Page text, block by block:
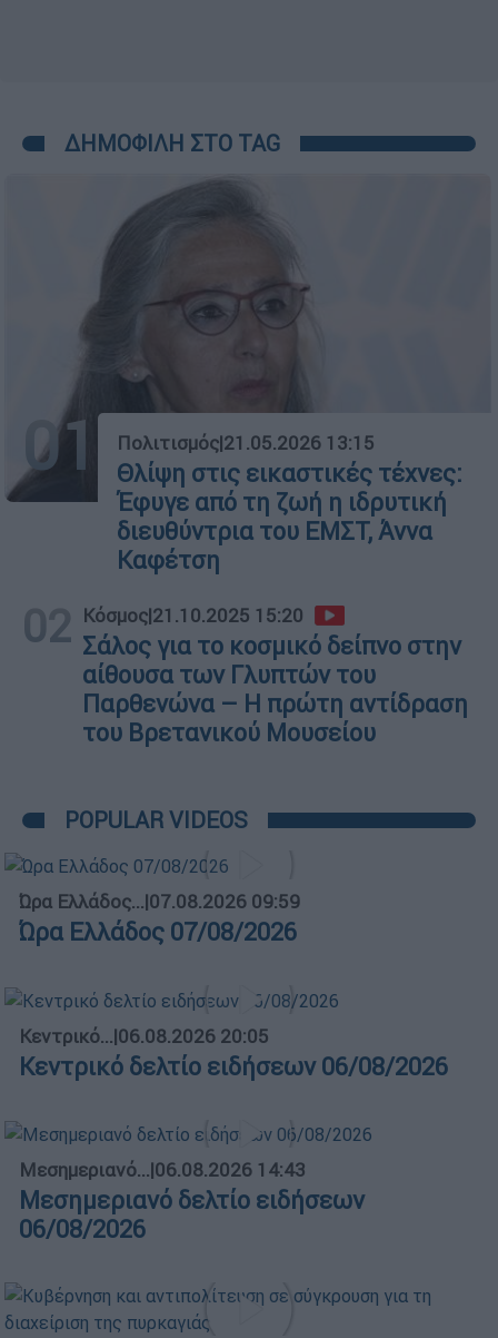
ΔΗΜΟΦΙΛΗ ΣΤΟ TAG
01 Πολιτισμός|21.05.2026 13:15
Θλίψη στις εικαστικές τέχνες:
Έφυγε από τη ζωή η ιδρυτική
διευθύντρια του ΕΜΣΤ, Άννα
Καφέτση
02 Κόσμος|21.10.2025 15:20
Σάλος για το κοσμικό δείπνο στην
αίθουσα των Γλυπτών του
Παρθενώνα – Η πρώτη αντίδραση
του Βρετανικού Μουσείου
POPULAR VIDEOS
Ώρα Ελλάδος...|07.08.2026 09:59
Ώρα Ελλάδος 07/08/2026
Κεντρικό...|06.08.2026 20:05
Κεντρικό δελτίο ειδήσεων 06/08/2026
Μεσημεριανό...|06.08.2026 14:43
Μεσημεριανό δελτίο ειδήσεων
06/08/2026